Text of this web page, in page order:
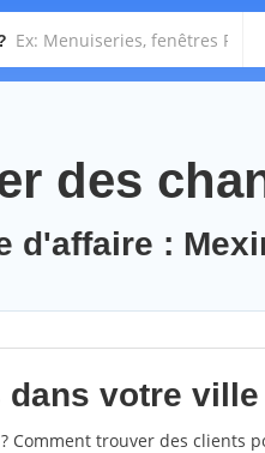
des
d'affaire :
votre
Comment trouver des clients